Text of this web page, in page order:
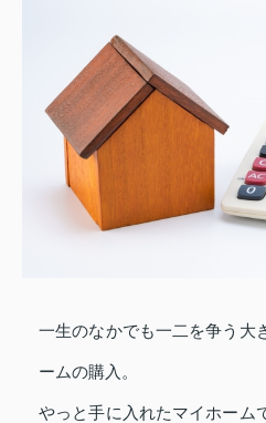
一生のなかでも一二を争う大
ームの購入。
やっと手に入れたマイホーム